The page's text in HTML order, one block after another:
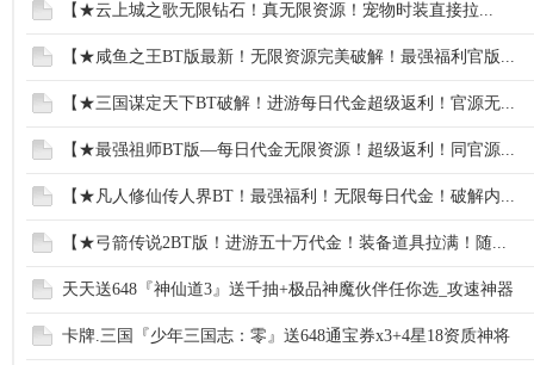
【★云上城之歌无限钻石！真无限资源！宠物时装直接拉...
【★咸鱼之王BT版最新！无限资源完美破解！最强福利官版...
【★三国谋定天下BT破解！进游每日代金超级返利！官源无...
【★最强祖师BT版—每日代金无限资源！超级返利！同官源...
【★凡人修仙传人界BT！最强福利！无限每日代金！破解内...
【★弓箭传说2BT版！进游五十万代金！装备道具拉满！随...
天天送648『神仙道3』送千抽+极品神魔伙伴任你选_攻速神器
卡牌.三国『少年三国志：零』送648通宝券x3+4星18资质神将